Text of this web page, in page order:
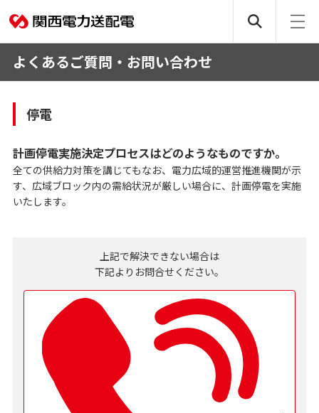
よくあるご質問・お問い合わせ
停電
計画停電実施決定プロセスはどのようなものですか。
全ての供給力対策を講じてもなお、電力広域的運営推進機関が示
す、広域ブロック内の需給状況が厳しい場合に、計画停電を実施
いたします。
上記で解決できない場合は
下記よりお問合せください。